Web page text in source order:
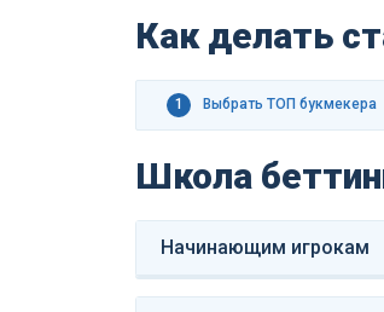
Как делать
1 Выбрать ТОП букмекера
Школа
Начинающим игрокам